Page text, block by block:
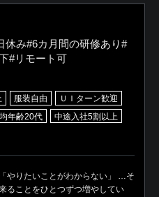
休み#6カ月間の研修あり#
#リモート可
服装自由
ＵＩターン歓迎
年齢20代
中途入社5割以上
やりたいことがわからない」 …そ
ることをひとつずつ増やしてい